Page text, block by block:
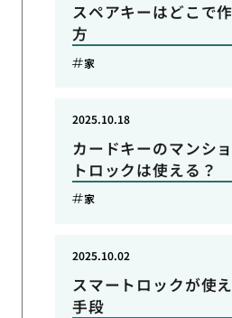
スペアキーはどこで
方
家
カードキーのマンシ
トロックは使える？
2025.10.18
家
スマートロックが使
手段
2025.10.02